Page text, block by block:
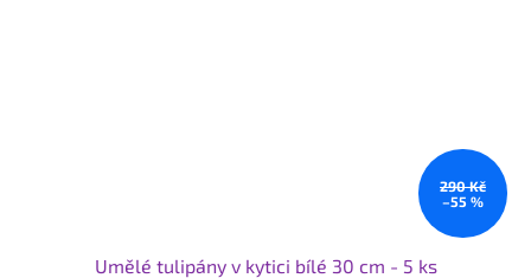
290 Kč
–55 %
Umělé tulipány v kytici bílé 30 cm - 5 ks